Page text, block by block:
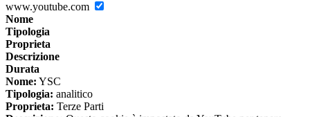
www.youtube.com
Nome
Tipologia
Proprieta
Descrizione
Durata
Nome: YSC
Tipologia: analitico
Proprieta: Terze Parti